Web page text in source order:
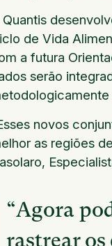
Quantis
de Vida
a futura
serão
novos
as regiões
“Agora
rastrear